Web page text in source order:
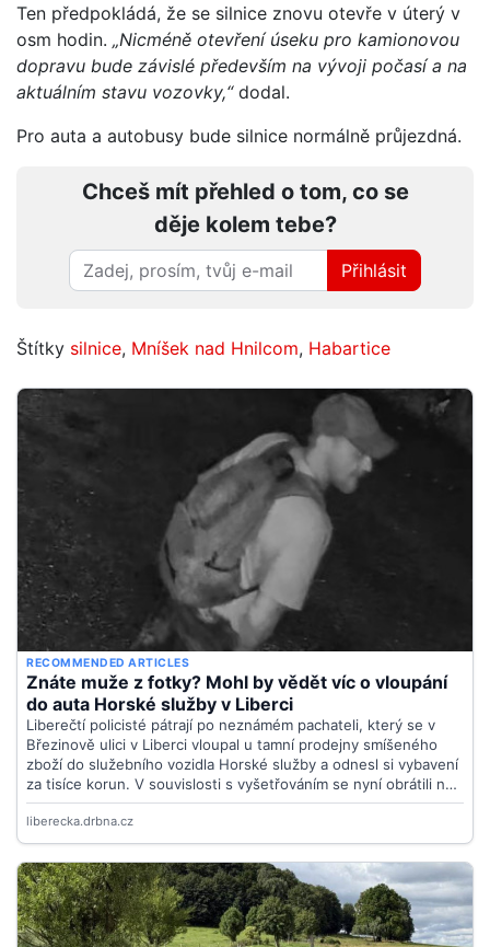
Ten předpokládá, že se silnice znovu otevře v úterý v
osm hodin. „Nicméně otevření úseku pro kamionovou
dopravu bude závislé především na vývoji počasí a na
aktuálním stavu vozovky,“dodal.
Pro auta a autobusy bude silnice normálně průjezdná.
Chceš mít přehled o tom, co se
děje kolem tebe?
Přihlásit
Štítky silnice, Mníšek nad Hnilcom, Habartice